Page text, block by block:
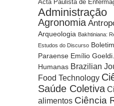
Acta Paulista de
Administração
Agronomia
Arqueologia Bakhtiniana:
Estudos do Discurso
Paraense Emílio
Humanas Brazilian
Food Technology
Saúde Coletiva
alimentos Ciência